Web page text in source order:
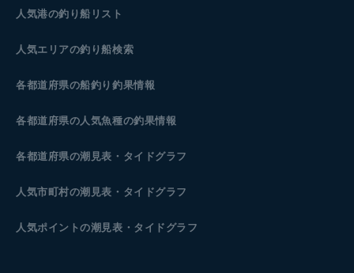
人気港の釣り船リスト
人気エリアの釣り船検索
各都道府県の船釣り釣果情報
各都道府県の人気魚種の釣果情報
各都道府県の潮見表 ・タイドグラフ
人気市町村の潮見表・タイドグラフ
人気ポイントの潮見表・タイドグラフ